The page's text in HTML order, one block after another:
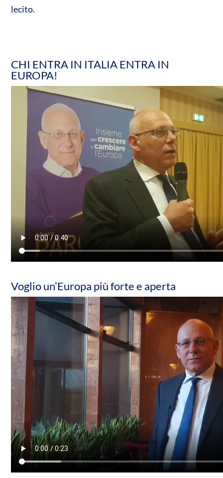
lecito.
CHI ENTRA IN ITALIA ENTRA IN
EUROPA!
Voglio un’Europa più forte e aperta